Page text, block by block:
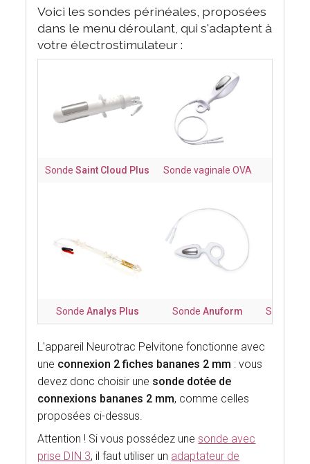
Voici les sondes périnéales, proposées
dans le menu déroulant, qui s'adaptent à
votre électrostimulateur :
SondeSaint Cloud Plus Sonde vaginale OVA
Sonde Analys Plus SondeAnuform Sonde
L'appareil Neurotrac Pelvitone fonctionne avec
une connexion 2 fiches bananes 2 mm : vous
devez donc choisir une sonde dotée de
connexions bananes 2 mm, comme celles
proposées ci-dessus.
Attention ! Si vous possédez unesonde avec
prise DIN 3, il faut utiliser un adaptateur de